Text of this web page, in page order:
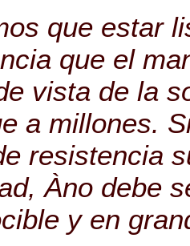
que estar
que el
vista de la
a millones.
resistencia
Àno debe
y en